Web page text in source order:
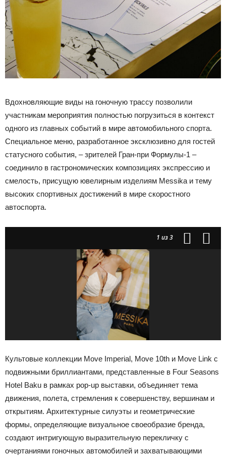
Вдохновляющие виды на гоночную трассу позволили
участникам мероприятия полностью погрузиться в контекст
одного из главных событий в мире автомобильного спорта.
Специальное меню, разработанное эксклюзивно для гостей
статусного события, – зрителей Гран-при Формулы-1 –
соединило в гастрономических композициях экспрессию и
смелость, присущую ювелирным изделиям Messika и тему
высоких спортивных достижений в мире скоростного
автоспорта.
1 из 3
Культовые коллекции Move Imperial, Move 10th и Move Link с
подвижными бриллиантами, представленные в Four Seasons
Hotel Baku в рамках pop-up выставки, объединяет тема
движения, полета, стремления к совершенству, вершинам и
открытиям. Архитектурные силуэты и геометрические
формы, определяющие визуальное своеобразие бренда,
создают интригующую выразительную перекличку с
очертаниями гоночных автомобилей и захватывающими